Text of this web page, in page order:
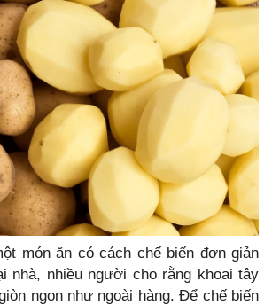
món ăn có cách chế biến đơn giản
nhà, nhiều người cho rằng khoai tây
ngon như ngoài hàng. Để chế biến